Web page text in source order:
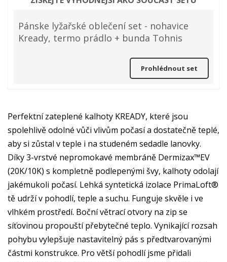
Pánske lyžařské oblečení set - nohavice
Kready, termo prádlo + bunda Tohnis
Prohlédnout set
Perfektní zateplené kalhoty KREADY, které jsou
spolehlivě odolné vůči vlivům počasí a dostatečně teplé,
aby si zůstal v teple i na studeném sedadle lanovky.
Díky 3-vrstvé nepromokavé membráně Dermizax™EV
(20K/10K) s kompletně podlepenými švy, kalhoty odolají
jakémukoli počasí. Lehká syntetická izolace PrimaLoft®
tě udrží v pohodlí, teple a suchu. Funguje skvěle i ve
vlhkém prostředí. Boční větrací otvory na zip se
síťovinou propouští přebytečné teplo. Vynikající rozsah
pohybu vylepšuje nastavitelný pás s předtvarovanými
částmi konstrukce. Pro větší pohodlí jsme přidali